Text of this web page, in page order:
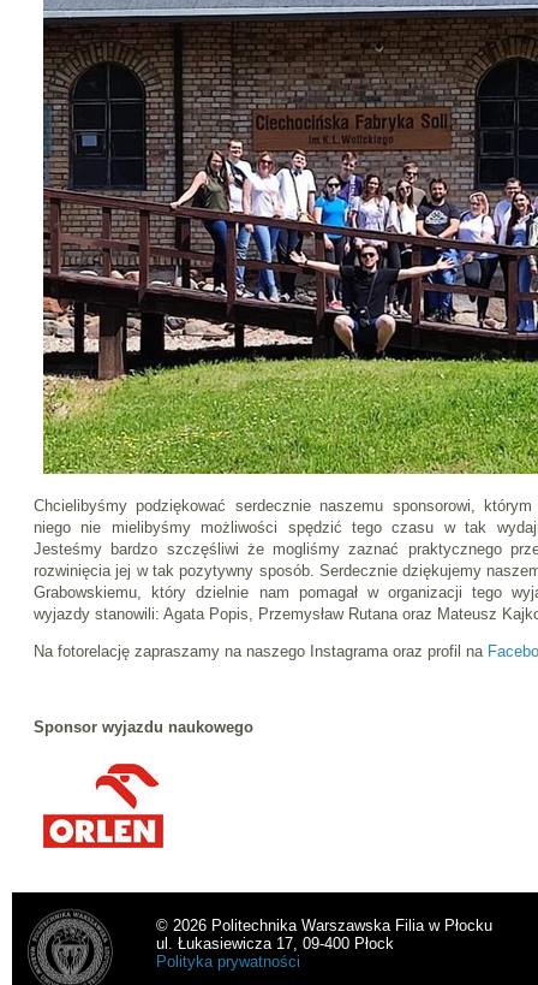
Chcielibyśmy podziękować serdecznie naszemu sponsorowi,
niego nie mielibyśmy możliwości spędzić tego czasu w tak
Jesteśmy bardzo szczęśliwi że mogliśmy zaznać praktycznego
rozwinięcia jej w tak pozytywny sposób. Serdecznie dziękujemy
Grabowskiemu, który dzielnie nam pomagał w organizacji tego
wyjazdy stanowili: Agata Popis, Przemysław Rutana oraz Mateusz
Na fotorelację zapraszamy na naszego Instagrama oraz profil na
Sponsor wyjazdu naukowego
© 2026 Politechnika Warszawska Filia w Płocku
ul. Łukasiewicza 17, 09-400 Płock
Polityka prywatności